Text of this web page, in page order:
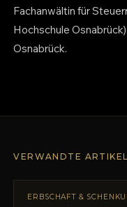
Fachanwältin für
Hochschule
Osnabrück.
VERWANDTE ARTIKEL
ERBSCHAFT &